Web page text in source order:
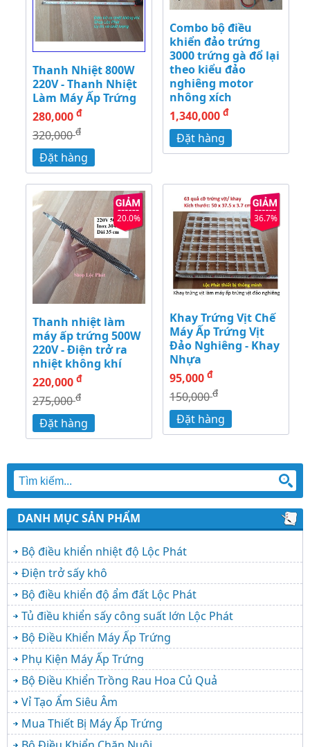
Thanh Nhiệt 800W
220V - Thanh Nhiệt
Làm Máy Ấp Trứng
280,000 đ
320,000đ
Đặt hàng
Combo bộ điều
khiển đảo trứng
3000 trứng gà đổ lại
theo kiểu đảo
nghiêng motor
nhông xích
1,340,000 đ
Đặt hàng
20.0%
Thanh nhiệt làm
máy ấp trứng 500W
220V - Điện trở ra
nhiệt không khí
220,000 đ
275,000đ
Đặt hàng
36.7%
Khay Trứng Vịt Chế
Máy Ấp Trứng Vịt
Đảo Nghiêng - Khay
Nhựa
95,000 đ
150,000đ
Đặt hàng
DANH MỤC SẢN PHẨM
Bộ điều khiển nhiệt độ Lộc Phát
Điện trở sấy khô
Bộ điều khiển độ ẩm đất Lộc Phát
Tủ điều khiển sấy công suất lớn Lộc Phát
Bộ Điều Khiển Máy Ấp Trứng
Phụ Kiện Máy Ấp Trứng
Bộ Điều Khiển Trồng Rau Hoa Củ Quả
Vỉ Tạo Ẩm Siêu Âm
Mua Thiết Bị Máy Ấp Trứng